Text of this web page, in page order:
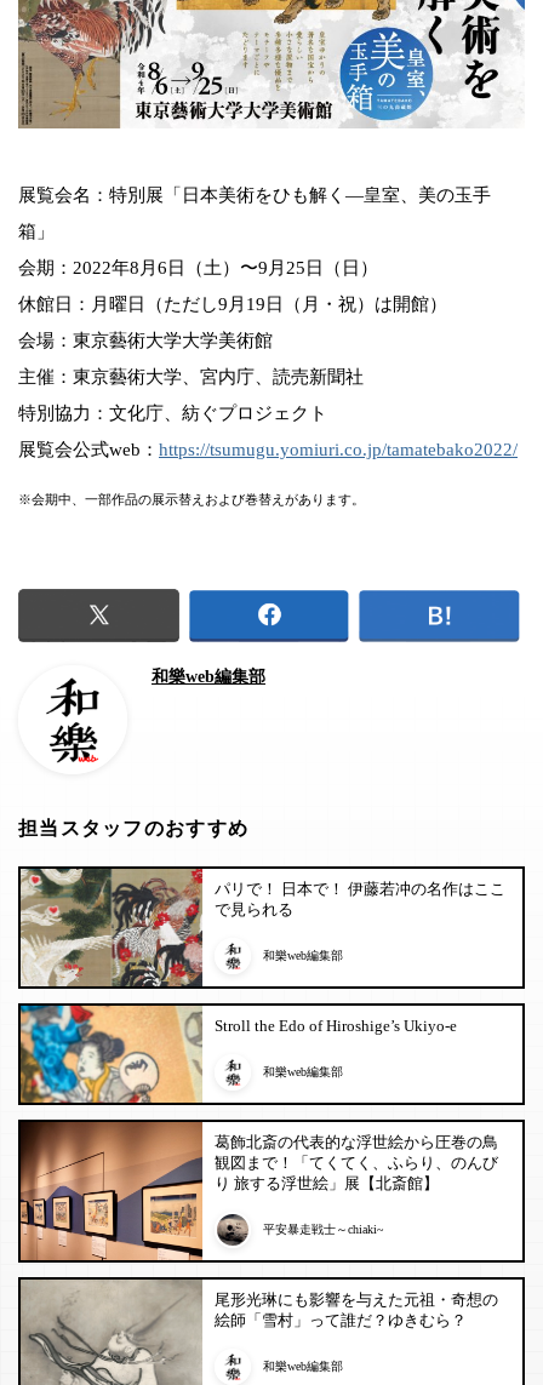
展覧会名：特別展「日本美術をひも解く―皇室、美の玉手
箱」
会期：2022年8月6日（土）〜9月25日（日）
休館日：月曜日（ただし9月19日（月・祝）は開館）
会場：東京藝術大学大学美術館
主催：東京藝術大学、宮内庁、読売新聞社
特別協力：文化庁、紡ぐプロジェクト
展覧会公式web： https://tsumugu.yomiuri.co.jp/tamatebako2022/
※会期中、一部作品の展示替えおよび巻替えがあります。
和樂web編集部
担当スタッフのおすすめ
パリで！ 日本で！ 伊藤若冲の名作はここ
で見られる
和樂web編集部
Stroll the Edo of Hiroshige’s Ukiyo-e
和樂web編集部
葛飾北斎の代表的な浮世絵から圧巻の鳥
観図まで！「てくてく、ふらり、のんび
り 旅する浮世絵」展【北斎館】
平安暴走戦士～chiaki~
尾形光琳にも影響を与えた元祖・奇想の
絵師「雪村」って誰だ？ゆきむら？
和樂web編集部